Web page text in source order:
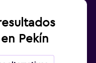
Pekín